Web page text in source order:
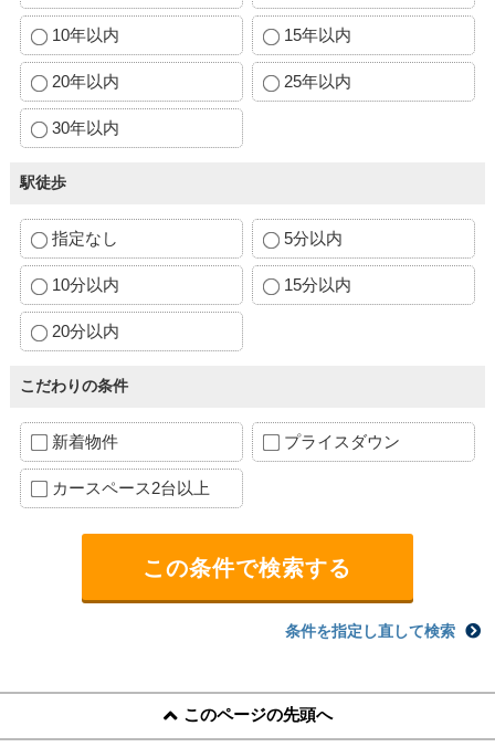
10年以内 15年以内
20年以内 25年以内
30年以内
駅徒歩
指定なし 5分以内
10分以内 15分以内
20分以内
こだわりの条件
新着物件 プライスダウン
カースペース2台以上
条件を指定し直して検索
このページの先頭へ